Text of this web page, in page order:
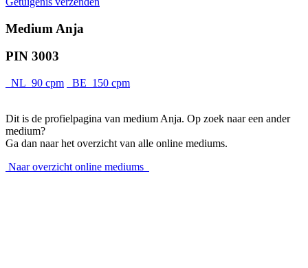
Medium Anja
PIN 3003
NL 90 cpm BE 150 cpm
Dit is de profielpagina van medium Anja. Op zoek naar een ander
medium?
Ga dan naar het overzicht van alle online mediums.
Naar overzicht online mediums